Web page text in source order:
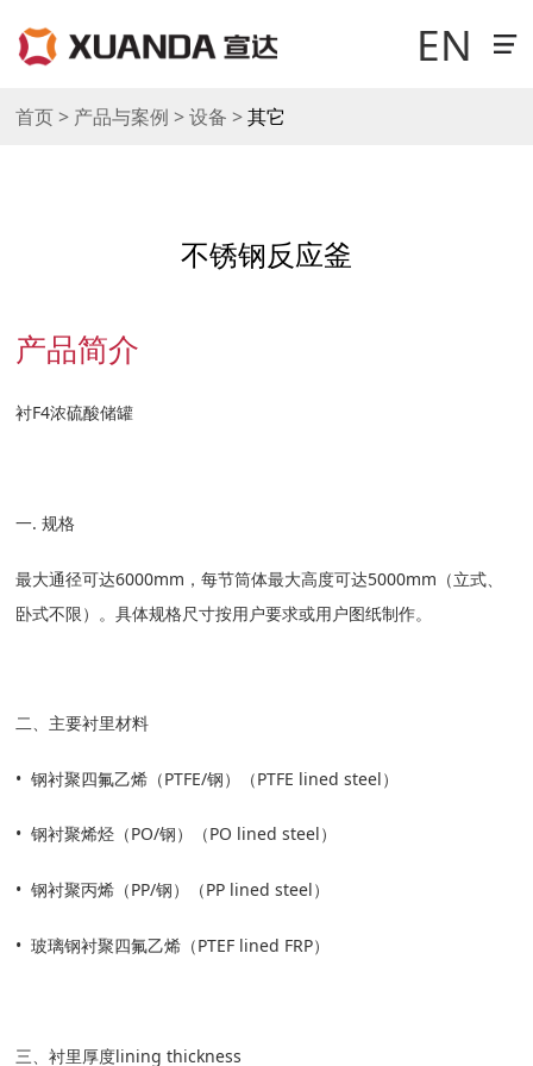
产品与案例
联系我们
EN
首页 > 产品与案例 > 设备 >其它
不锈钢反应釜
产品简介
衬F4浓硫酸储罐
一. 规格
最大通径可达6000mm，每节筒体最大高度可达5000mm（立式、
卧式不限）。具体规格尺寸按用户要求或用户图纸制作。
二、主要衬里材料
• 钢衬聚四氟乙烯（PTFE/钢）（PTFE lined steel）
• 钢衬聚烯烃（PO/钢）（PO lined steel）
• 钢衬聚丙烯（PP/钢）（PP lined steel）
• 玻璃钢衬聚四氟乙烯（PTEF lined FRP）
三、衬里厚度lining thickness